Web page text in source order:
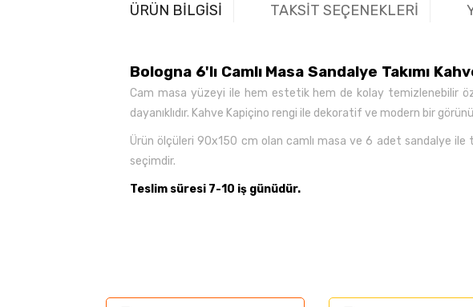
ÜRÜN BİLGİSİ TAKSİT SEÇENEKLERİ
Bologna 6'lı Camlı Masa Sandalye Takımı
Cam masa yüzeyi ile hem estetik hem de kolay temizlenebilir
dayanıklıdır. Kahve Kapiçino rengi ile dekoratif ve modern bir
Ürün ölçüleri 90x150 cm olan camlı masa ve 6 adet sandalye ile
seçimdir.
Teslim süresi 7-10 iş günüdür.